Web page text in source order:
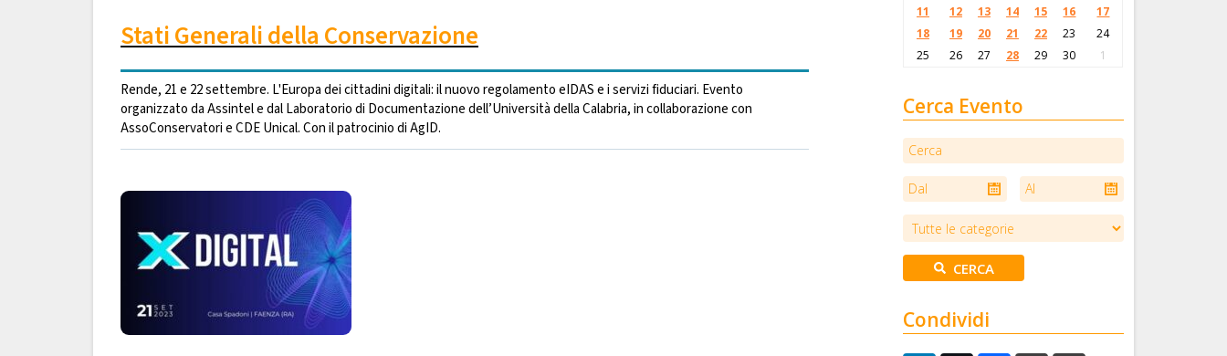
Stati Generali della Conservazione
Rende, 21 e 22 settembre. L'Europa dei cittadini digitali: il nuovo regolamento eIDAS e i servizi fiduciari. Evento
organizzato da Assintel e dal Laboratorio di Documentazione dell’Università della Calabria, in collaborazione con
AssoConservatori e CDE Unical. Con il patrocinio di AgID.
11
12 13 14 15 16
17
18
19 20 21 22 23
24
25
26 27 28 29 30 1
Cerca Evento
Condividi